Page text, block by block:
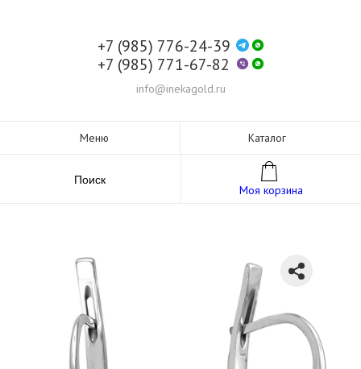
+7 (985) 776-24-39
+7 (985) 771-67-82
info@inekagold.ru
Меню Каталог
Поиск
Моя корзина